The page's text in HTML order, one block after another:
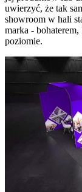
uwierzyć, że tak
showroom w hali
marka -
poziomie.